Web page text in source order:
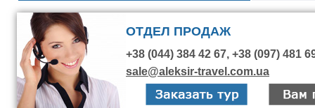
ОТДЕЛ ПРОДАЖ
+38 (044) 384 42 67, +38 (097) 481
sale@aleksir-travel.com.ua